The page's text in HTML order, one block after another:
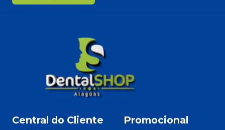
Central do Cliente Promocional